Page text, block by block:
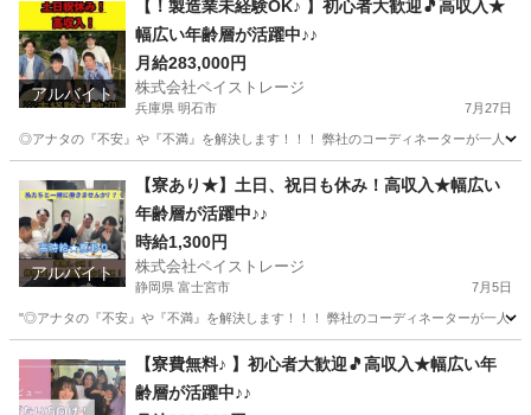
アルバイト
【！製造業未経験OK♪ 】初心者大歓迎🎵高収入★
幅広い年齢層が活躍中♪♪
月給283,000円
株式会社ペイストレージ
兵庫県 明石市 7月27日
◎アナタの『不安』や『不満』を解決します！！！ 弊社のコーディネーターが一人
軽作業 兵庫 軽作業 機械加工
アルバイト
【寮あり★】土日、祝日も休み！高収入★幅広い
年齢層が活躍中♪♪
時給1,300円
株式会社ペイストレージ
静岡県 富士宮市 7月5日
"◎アナタの『不安』や『不満』を解決します！！！ 弊社のコーディネーターが一人
工場 時給
【寮費無料♪ 】初心者大歓迎🎵高収入★幅広い年
齢層が活躍中♪♪